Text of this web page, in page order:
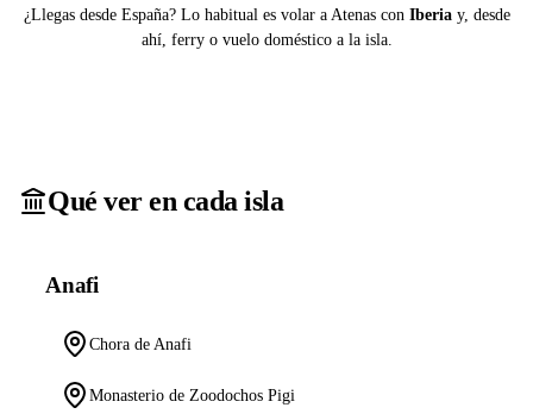
¿Llegas desde España? Lo habitual es volar a Atenas con Iberiay, desde
ahí, ferry o vuelo doméstico a la isla.
Qué ver en cada isla
Anafi
Chora de Anafi
Monasterio de Zoodochos Pigi